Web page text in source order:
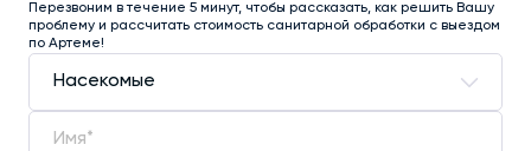
Перезвоним в течение 5 минут, чтобы рассказать, как решить Вашу
проблему и рассчитать стоимость санитарной обработки с выездом
по Артеме!